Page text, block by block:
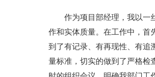
作为项目部经理，我以一
作和实体质量。在工作中，首
到了有记录、有再现性、有追
量标准，切实的做到了严格检